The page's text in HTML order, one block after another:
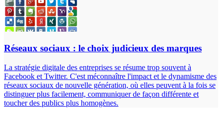
Réseaux sociaux : le choix judicieux des marques
La stratégie digitale des entreprises se résume trop souvent à
Facebook et Twitter. C'est méconnaître l'impact et le dynamisme des
réseaux sociaux de nouvelle génération, où elles peuvent à la fois se
distinguer plus facilement, communiquer de façon différente et
toucher des publics plus homogènes.